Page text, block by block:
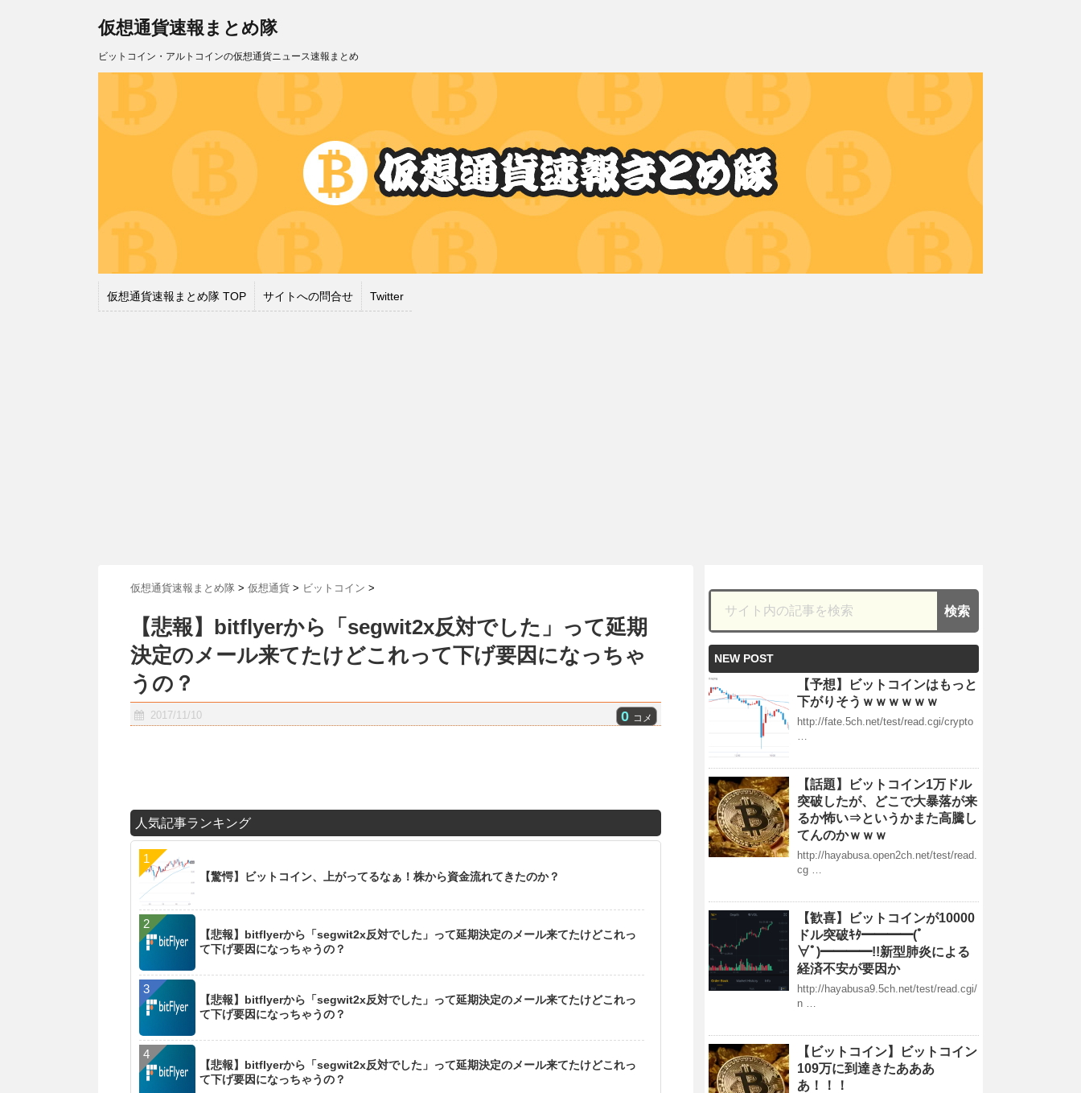
仮想通貨速報まとめ隊
ビットコイン・アルトコインの仮想通貨ニュース速報まとめ
仮想通貨速報まとめ隊 TOP サイトへの問合せ Twitter
仮想通貨速報まとめ隊 > 仮想通貨 > ビットコイン >
【悲報】bitflyerから「segwit2x反対でした」って延期
決定のメール来てたけどこれって下げ要因になっちゃ
うの？
2017/11/10 0 コメ
人気記事ランキング
【驚愕】ビットコイン、上がってるなぁ！株から資金流れてきたのか？
【悲報】bitflyerから「segwit2x反対でした」って延期決定のメール来てたけどこれっ
て下げ要因になっちゃうの？
【悲報】bitflyerから「segwit2x反対でした」って延期決定のメール来てたけどこれっ
て下げ要因になっちゃうの？
【悲報】bitflyerから「segwit2x反対でした」って延期決定のメール来てたけどこれっ
て下げ要因になっちゃうの？
NEW POST
【予想】ビットコインはもっと
下がりそうｗｗｗｗｗｗ
http://fate.5ch.net/test/read.cgi/crypto
…
【話題】ビットコイン1万ドル
突破したが、どこで大暴落が来
るか怖い⇒というかまた高騰し
てんのかｗｗｗ
http://hayabusa.open2ch.net/test/read.
cg …
【歓喜】ビットコインが10000
ドル突破ｷﾀ━━━━(ﾟ
∀ﾟ)━━━━!!新型肺炎による
経済不安が要因か
http://hayabusa9.5ch.net/test/read.cgi/
n …
【ビットコイン】ビットコイン
109万に到達きたあああ
あ！！！